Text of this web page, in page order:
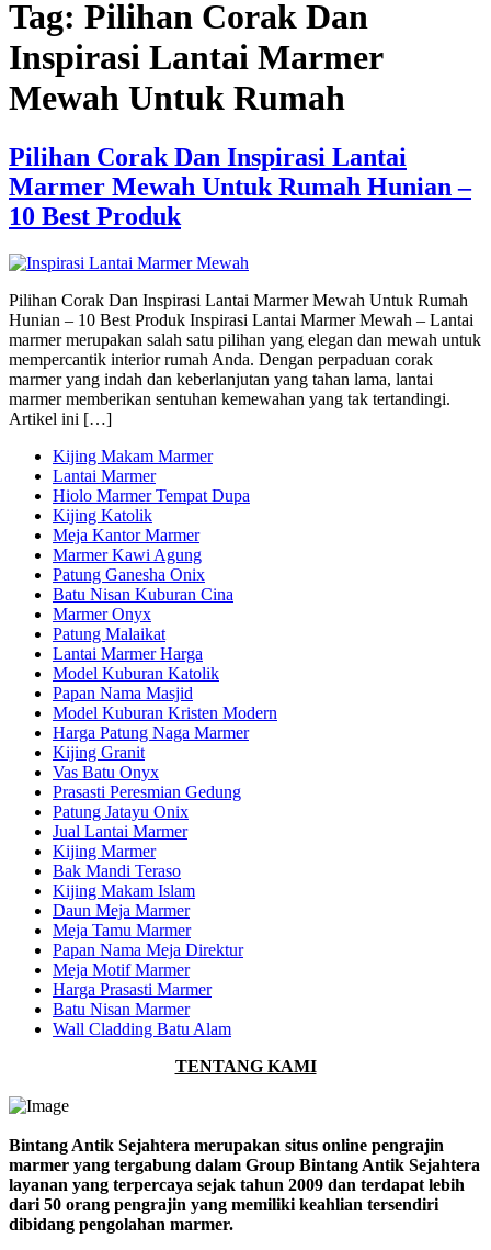
Tag: Pilihan Corak Dan
Inspirasi Lantai Marmer
Mewah Untuk Rumah
Pilihan Corak Dan Inspirasi Lantai
Marmer Mewah Untuk Rumah Hunian –
10 Best Produk
Pilihan Corak Dan Inspirasi Lantai Marmer Mewah Untuk Rumah
Hunian – 10 Best Produk Inspirasi Lantai Marmer Mewah – Lantai
marmer merupakan salah satu pilihan yang elegan dan mewah untuk
mempercantik interior rumah Anda. Dengan perpaduan corak
marmer yang indah dan keberlanjutan yang tahan lama, lantai
marmer memberikan sentuhan kemewahan yang tak tertandingi.
Artikel ini […]
Kijing Makam Marmer
Lantai Marmer
Hiolo Marmer Tempat Dupa
Kijing Katolik
Meja Kantor Marmer
Marmer Kawi Agung
Patung Ganesha Onix
Batu Nisan Kuburan Cina
Marmer Onyx
Patung Malaikat
Lantai Marmer Harga
Model Kuburan Katolik
Papan Nama Masjid
Model Kuburan Kristen Modern
Harga Patung Naga Marmer
Kijing Granit
Vas Batu Onyx
Prasasti Peresmian Gedung
Patung Jatayu Onix
Jual Lantai Marmer
Kijing Marmer
Bak Mandi Teraso
Kijing Makam Islam
Daun Meja Marmer
Meja Tamu Marmer
Papan Nama Meja Direktur
Meja Motif Marmer
Harga Prasasti Marmer
Batu Nisan Marmer
Wall Cladding Batu Alam
TENTANG KAMI
Bintang Antik Sejahtera merupakan situs online pengrajin
marmer yang tergabung dalam Group Bintang Antik Sejahtera
layanan yang terpercaya sejak tahun 2009 dan terdapat lebih
dari 50 orang pengrajin yang memiliki keahlian tersendiri
dibidang pengolahan marmer.